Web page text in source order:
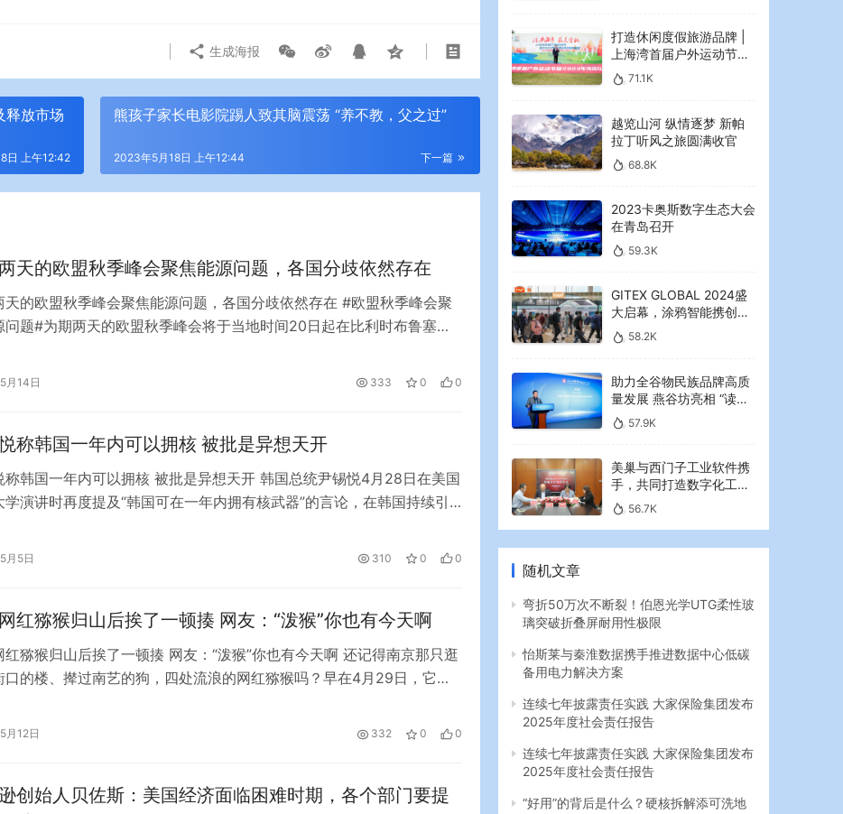
生成海报
释放市场
日 上午12:42
熊孩子家长电影院踢人致其脑震荡 “养不教，父之过”
下一篇
2023年5月18日 上午12:44
天的欧盟秋季峰会聚焦能源问题，各国分歧依然存在
天的欧盟秋季峰会聚焦能源问题，各国分歧依然存在 #欧盟秋季峰会聚
问题#为期两天的欧盟秋季峰会将于当地时间20日起在比利时布鲁塞尔
盟内部有哪些利益冲突？看前台记者从现场发回的观察报告。 台湾总记
月14日 333 0 0
称韩国一年内可以拥核 被批是异想天开
称韩国一年内可以拥核 被批是异想天开 韩国总统尹锡悦4月28日在美国
学演讲时再度提及“韩国可在一年内拥有核武器”的言论，在韩国持续引
韩国“拥核”无论在政治上还是技术上都将付出难以承受的代价。 尹锡悦
月5日 310 0 0
红猕猴归山后挨了一顿揍 网友：“泼猴”你也有今天啊
红猕猴归山后挨了一顿揍 网友：“泼猴”你也有今天啊 还记得南京那只逛
口的楼、撵过南艺的狗，四处流浪的网红猕猴吗？早在4月29日，它被
经入驻猴山了，但它和猴群之间还隔着一个笼子。 为啥要关进笼子里
月12日 332 0 0
创始人贝佐斯：美国经济面临困难时期，各个部门要提
打造休闲度假旅游品牌 |
上海湾首届户外运动节暨
2023年海湾红叶节启幕
71.1K
越览山河 纵情逐梦 新帕
拉丁听风之旅圆满收官
68.8K
2023卡奥斯数字生态大会
在青岛召开
59.3K
GITEX GLOBAL 2024盛
大启幕，涂鸦智能携创新
AI解决方案引领中东可持
续未来
58.2K
助力全谷物民族品牌高质
量发展 燕谷坊亮相 “读懂
中国”国际会议
57.9K
美巢与西门子工业软件携
手，共同打造数字化工业
新篇章
56.7K
随机文章
弯折50万次不断裂！伯恩光学UTG柔性玻
璃突破折叠屏耐用性极限
怡斯莱与秦淮数据携手推进数据中心低碳
备用电力解决方案
连续七年披露责任实践 大家保险集团发布
2025年度社会责任报告
连续七年披露责任实践 大家保险集团发布
2025年度社会责任报告
“好用”的背后是什么？硬核拆解添可洗地